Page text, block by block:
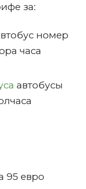
за:
номер
часа
автобусы
95 евро